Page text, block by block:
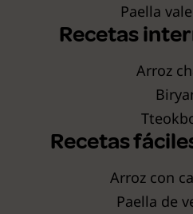
Paella
Recetas
Arroz
Recetas
Arroz con
Paella de